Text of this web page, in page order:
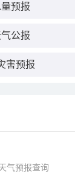
预报
公报
害预报
气预报查询